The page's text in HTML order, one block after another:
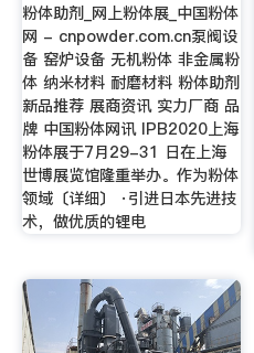
粉体助剂_网上粉体展_中国粉体
网 - cnpowder.com.cn泵阀设
备 窑炉设备 无机粉体 非金属粉
体 纳米材料 耐磨材料 粉体助剂
新品推荐 展商资讯 实力厂商 品
牌 中国粉体网讯 IPB2020上海
粉体展于7月29-31 日在上海
世博展览馆隆重举办。作为粉体
领域〔详细〕 ·引进日本先进技
术，做优质的锂电